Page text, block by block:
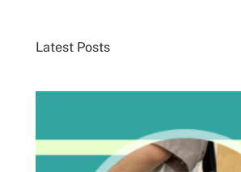
Latest Posts